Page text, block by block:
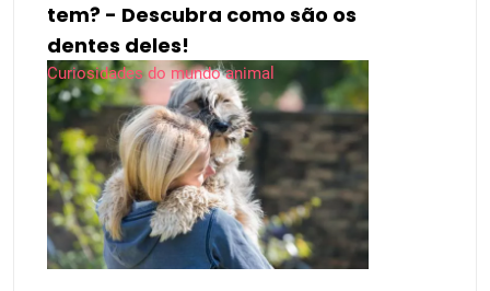
tem? - Descubra como são os
dentes deles!
Curiosidades do mundo animal